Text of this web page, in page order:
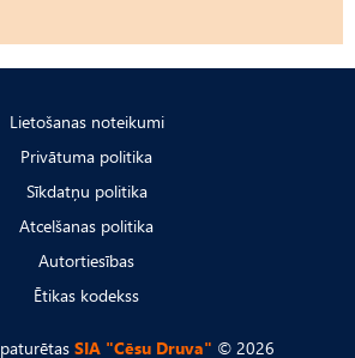
Lietošanas noteikumi
Privātuma politika
Sīkdatņu politika
Atcelšanas politika
Autortiesības
Ētikas kodekss
SIA "Cēsu Druva" © 2026